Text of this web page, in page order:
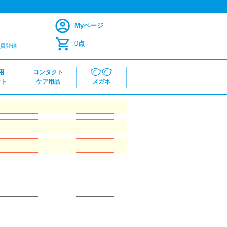
登録
Myページ
0点
コンタクト
ケア用品
メガネ